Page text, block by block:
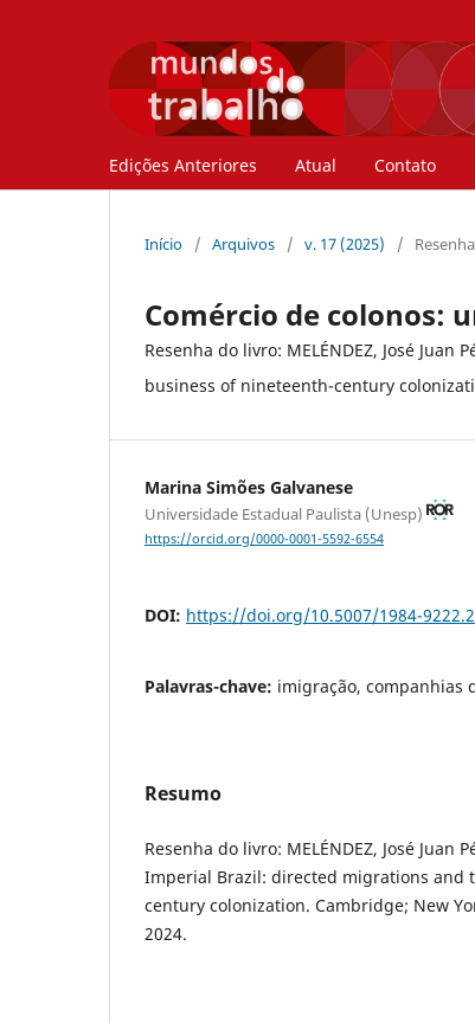
Edições Anteriores Atual Contato
Início / Arquivos / v. 17 (2025) /
Comércio de colonos:
Resenha do livro: MELÉNDEZ, José
business of nineteenth-century
Marina Simões Galvanese
Universidade Estadual Paulista (Unesp)
https://orcid.org/0000-0001-5592-6554
DOI: https://doi.org/10.5007/1984-
Palavras-chave: imigração, companhias
Resumo
Resenha do livro: MELÉNDEZ, José Juan
Imperial Brazil: directed migrations and
century colonization. Cambridge; New
2024.